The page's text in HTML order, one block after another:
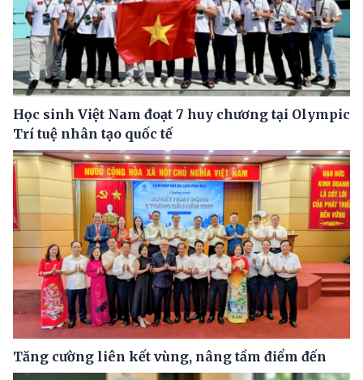
Học sinh Việt Nam đoạt 7 huy chương tại Olympic
Trí tuệ nhân tạo quốc tế
Tăng cường liên kết vùng, nâng tầm điểm đến